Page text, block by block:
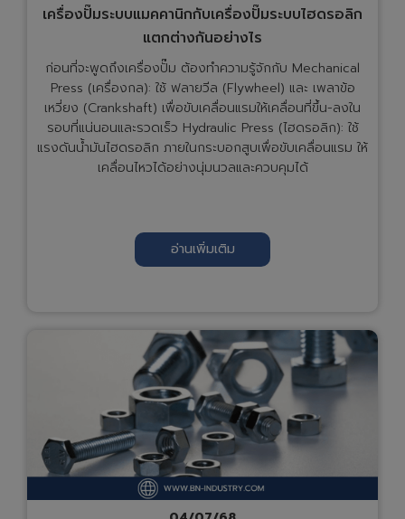
เครื่องปั๊มระบบแมคคานิกกับเครื่องปั๊มระบบไฮดรอลิก
แตกต่างกันอย่างไร
ก่อนที่จะพูดถึงเครื่องปั๊ม ต้องทำความรู้จักกับ Mechanical
Press (เครื่องกล): ใช้ ฟลายวีล (Flywheel) และ เพลาข้อ
เหวี่ยง (Crankshaft) เพื่อขับเคลื่อนแรมให้เคลื่อนที่ขึ้น-ลงใน
รอบที่แน่นอนและรวดเร็ว Hydraulic Press (ไฮดรอลิก): ใช้
แรงดันน้ำมันไฮดรอลิก ภายในกระบอกสูบเพื่อขับเคลื่อนแรม ให้
เคลื่อนไหวได้อย่างนุ่มนวลและควบคุมได้
อ่านเพิ่มเติม